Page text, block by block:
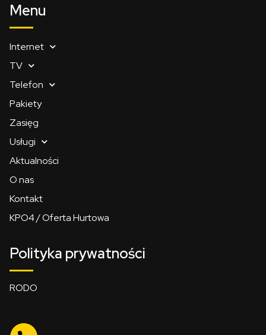
Menu
Internet
TV
Telefon
Pakiety
Zasięg
Usługi
Aktualności
O nas
Kontakt
KPO4 / Oferta Hurtowa
Polityka prywatności
RODO